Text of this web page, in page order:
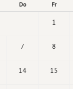
Do Fr
1
7 8
14 15